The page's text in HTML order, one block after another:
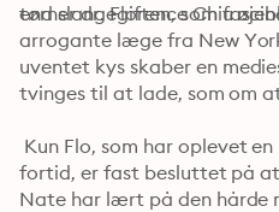
end slangegiften, som
tørner dr. Florence Chiu
arrogante læge fra New
uventet kys skaber en
tvinges til at lade, som om
Kun Flo, som har oplevet
fortid, er fast besluttet på
Nate har lært på den hårde